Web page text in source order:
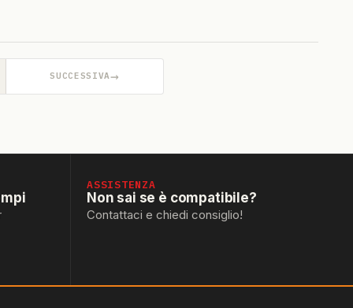
SUCCESSIVA→
ASSISTENZA
Non sai se è compatibile?
Contattaci e chiedi consiglio!